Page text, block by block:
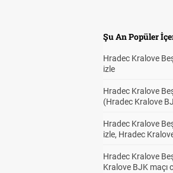
Şu An Popüler
Hradec Kralove
izle
Hradec Kralove
(Hradec Kralove
Hradec Kralove
izle, Hradec
Hradec Kralove
Kralove BJK maçı